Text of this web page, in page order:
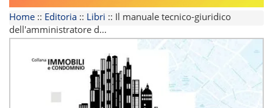
Home :: Editoria :: Libri :: Il manuale tecnico-giuridico
dell'amministratore d...